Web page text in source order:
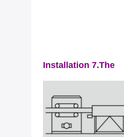
Installation 7.The